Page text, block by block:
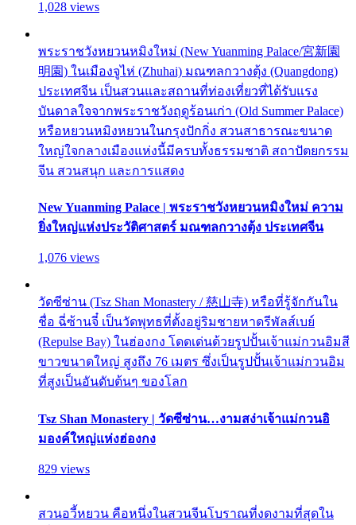
1,028 views
พระราชวังหยวนหมิงใหม่ (New Yuanming Palace/宮新園
明園) ในเมืองจูไห่ (Zhuhai) มณฑลกวางตุ้ง (Quangdong)
ประเทศจีน เป็นสวนและสถานที่ท่องเที่ยวที่ได้รับแรง
บันดาลใจจากพระราชวังฤดูร้อนเก่า (Old Summer Palace)
หรือหยวนหมิงหยวนในกรุงปักกิ่ง สวนสาธารณะขนาด
ใหญ่ใจกลางเมืองแห่งนี้มีครบทั้งธรรมชาติ สถาปัตยกรรม
จีน สวนสนุก และการแสดง
New Yuanming Palace | พระราชวังหยวนหมิงใหม่ ความ
ยิ่งใหญ่แห่งประวัติศาสตร์ มณฑลกวางตุ้ง ประเทศจีน
1,076 views
วัดซีซ่าน (Tsz Shan Monastery / 慈山寺) หรือที่รู้จักกันใน
ชื่อ ฉี่ซ้านจี๋ เป็นวัดพุทธที่ตั้งอยู่ริมชายหาดรีพัลส์เบย์
(Repulse Bay) ในฮ่องกง โดดเด่นด้วยรูปปั้นเจ้าแม่กวนอิมสี
ขาวขนาดใหญ่ สูงถึง 76 เมตร ซึ่งเป็นรูปปั้นเจ้าแม่กวนอิม
ที่สูงเป็นอันดับต้นๆ ของโลก
Tsz Shan Monastery | วัดซีซ่าน…งามสง่าเจ้าแม่กวนอิ
มองค์ใหญ่แห่งฮ่องกง
829 views
สวนอวี้หยวน คือหนึ่งในสวนจีนโบราณที่งดงามที่สุดใน